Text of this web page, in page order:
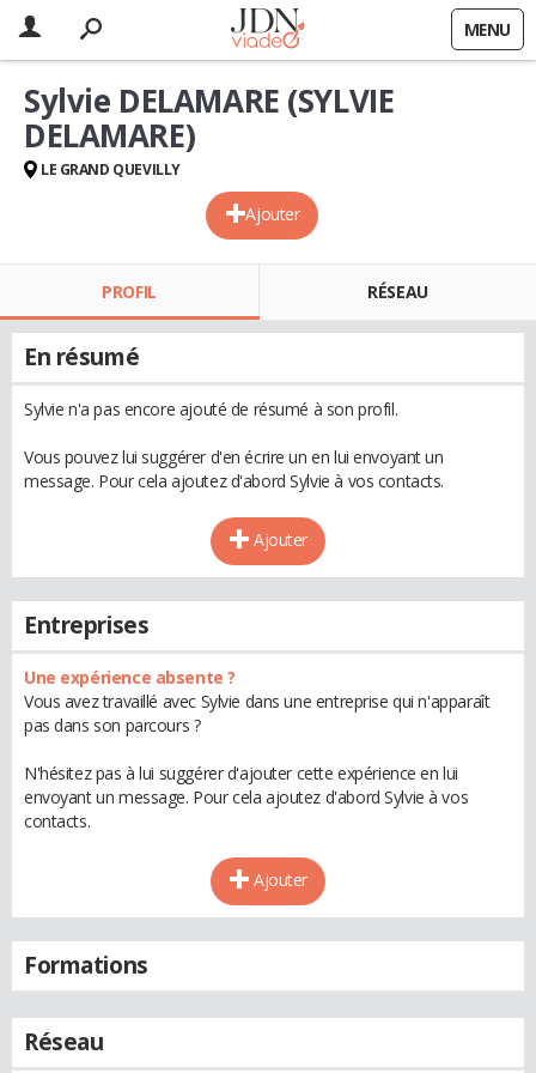
MENU
Ajouter
Sylvie DELAMARE (SYLVIE
DELAMARE)
LE GRAND QUEVILLY
PROFIL RÉSEAU
En résumé
Sylvie n'a pas encore ajouté de résumé à son profil.
Vous pouvez lui suggérer d'en écrire un en lui envoyant un
message. Pour cela ajoutez d'abord Sylvie à vos contacts.
Ajouter
Entreprises
Une expérience absente ?
Vous avez travaillé avec Sylvie dans une entreprise qui n'apparaît
pas dans son parcours ?
N'hésitez pas à lui suggérer d'ajouter cette expérience en lui
envoyant un message. Pour cela ajoutez d'abord Sylvie à vos
contacts.
Ajouter
Formations
Réseau